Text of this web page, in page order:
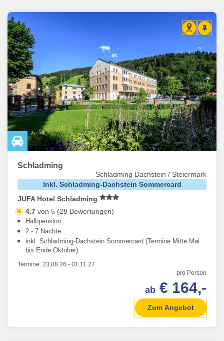
Schladming
Schladming Dachstein / Steiermark
Inkl. Schladming-Dachstein Sommercard
JUFA Hotel Schladming
4.7 von 5 (28 Bewertungen)
Halbpension
2 - 7 Nächte
inkl. Schladming-Dachstein Sommercard (Termine Mitte Mai
bis Ende Oktober)
Termine: 23.08.26 - 01.11.27
pro Person
ab € 164,-
Zum Angebot